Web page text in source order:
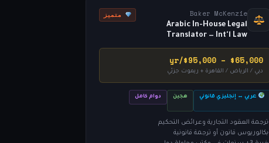
Baker McKenzie
Arabic In-House Legal
Translator — Int'l Law
متميز
$65,000 – $95,000/yr
دبي / الرياض / القاهرة + ريموت جزئي
عربي ↔ إنجليزي قانوني هجين دوام كامل
ترجمة العقود التجارية وعرائض التحكيم
بكالوريوس قانون أو ترجمة قانونية